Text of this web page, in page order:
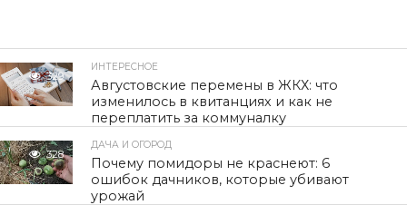
329
ИНТЕРЕСНОЕ
Августовские перемены в ЖКХ: что
изменилось в квитанциях и как не
переплатить за коммуналку
328
ДАЧА И ОГОРОД
Почему помидоры не краснеют: 6
ошибок дачников, которые убивают
урожай